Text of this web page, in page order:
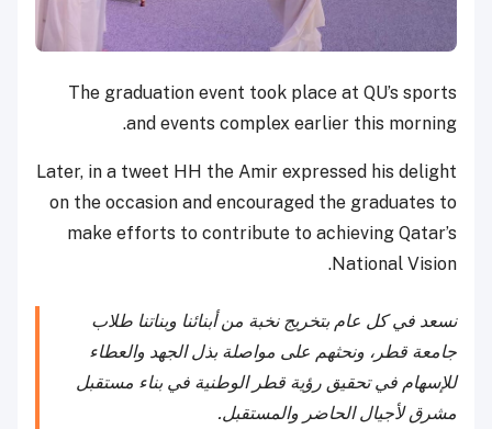
The graduation event took place at QU’s sports
and events complex earlier this morning.
Later, in a tweet HH the Amir expressed his delight
on the occasion and encouraged the graduates to
make efforts to contribute to achieving Qatar’s
National Vision.
نسعد في كل عام بتخريج نخبة من أبنائنا وبناتنا طلاب
جامعة قطر، ونحثهم على مواصلة بذل الجهد والعطاء
للإسهام في تحقيق رؤية قطر الوطنية في بناء مستقبل
مشرق لأجيال الحاضر والمستقبل.